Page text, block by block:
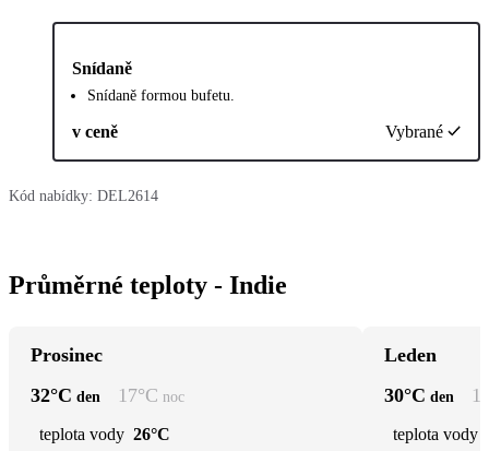
Snídaně
Snídaně formou bufetu.
v ceně Vybrané
Kód nabídky: DEL2614
Průměrné teploty - Indie
Prosinec
32°C den 17°C noc
teplota vody 26°C
Leden
30°C den
teplota vody